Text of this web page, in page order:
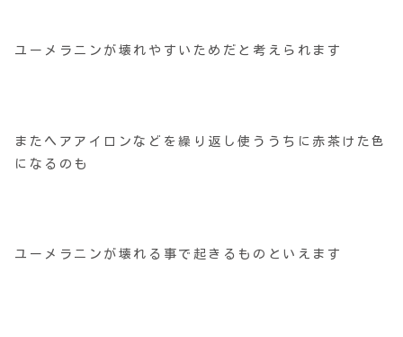
ユーメラニンが壊れやすいためだと考えられます
またヘアアイロンなどを繰り返し使ううちに赤茶けた色
になるのも
ユーメラニンが壊れる事で起きるものといえます